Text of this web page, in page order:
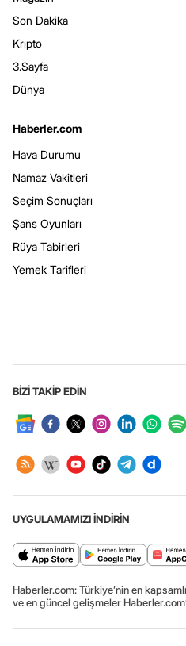
Son Dakika
Kripto
3.Sayfa
Dünya
Haberler.com
Hava Durumu
Namaz Vakitleri
Seçim Sonuçları
Şans Oyunları
Rüya Tabirleri
Yemek Tarifleri
BİZİ TAKİP EDİN
UYGULAMAMIZI İNDİRİN
Haberler.com: Türkiye’nin en
ve en güncel gelişmeler